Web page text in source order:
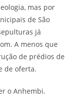
mas por
de São
já
A menos que
de prédios de
de oferta.
o Anhembi.